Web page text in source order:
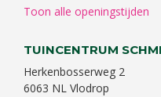
Toon alle openingstijden
TUINCENTRUM
Herkenbosserweg 2
6063 NL Vlodrop